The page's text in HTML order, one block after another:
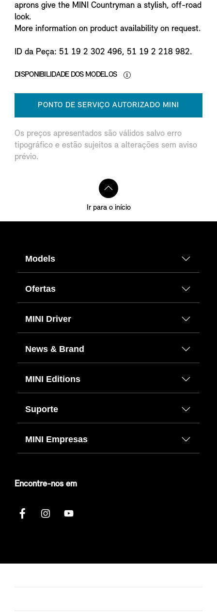
aprons give the MINI Countryman a stylish, off-road
look.
More information on product availability on request.
ID da Peça: 51 19 2 302 496, 51 19 2 218 982.
DISPONIBILIDADE DOS MODELOS
PONTO DE SERVIÇO AUTORIZADO MINI
Os preços apresentados são válidos salvo erro
tipográfico e estão sujeitos a alterações sem aviso
prévio.
Ir para o início
Models
Ofertas
MINI Driver
News & Brand
MINI Editions
Suporte
MINI Empresas
Encontre-nos em